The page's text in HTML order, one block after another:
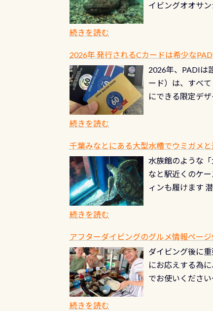
過ぎて急浮上…な
点検をする度に1
8/31までの間に
ドライスーツク
イビングオオサ
ませ 6月から10
る清流（水質汚
の「名水100選」
ところでは12m
ダウンカレント
る(流される)のは
記念物の「オオ
すが、ここ長良
続きを読む
2026年 発行されるCカードは希少な
2026年、PADIは
ード）は、すべ
にできる限定デ
終営業日までの
やオリジナルカ
す。 ※ 2026年12
思い出になる ダ
も、ワクワクが
PADIグッズが当
ルくじに参加する
続きを読む
千葉みなとにある大型水槽でウミガメと
水族館のような
なと駅近くのケ
ィンも履けます
楽しみ頂けます
できます！ かな
にもなりますヨ
続きを読む
アフターダイビングのグルメ情報ペー
ダイビング後に
にお応えする為
でお使いくださ
続きを読む